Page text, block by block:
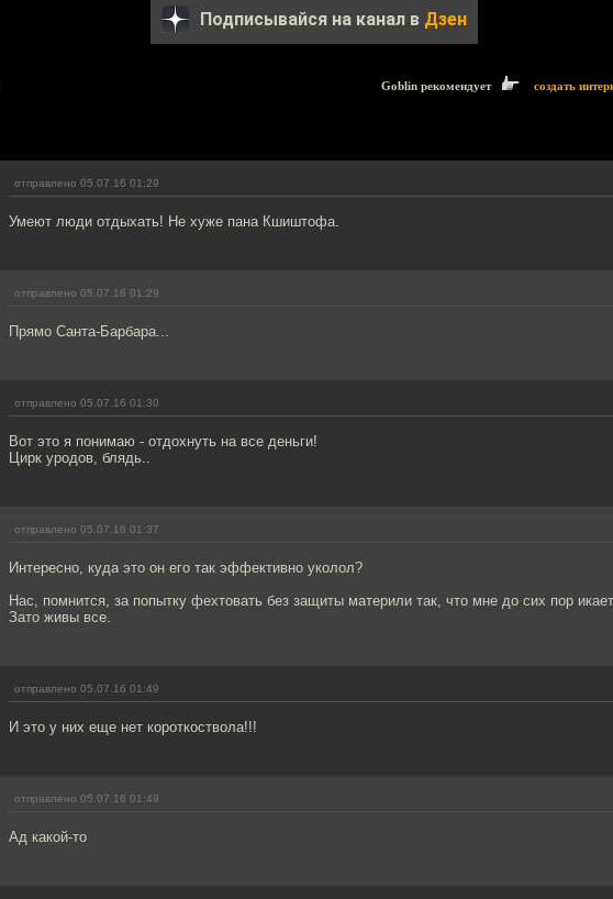
Подписывайся на канал в Дзен
Goblin рекомендует создать
отправлено 05.07.16 01:29
Умеют люди отдыхать! Не хуже пана Кшиштофа.
отправлено 05.07.16 01:29
Прямо Санта-Барбара...
отправлено 05.07.16 01:30
Вот это я понимаю - отдохнуть на все деньги!
Цирк уродов, блядь..
отправлено 05.07.16 01:37
Интересно, куда это он его так эффективно уколол?
Нас, помнится, за попытку фехтовать без защиты материли так, что мне до сих пор
Зато живы все.
отправлено 05.07.16 01:49
И это у них еще нет короткоствола!!!
отправлено 05.07.16 01:49
Ад какой-то